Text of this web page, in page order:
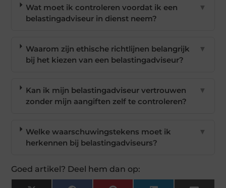
Wat moet ik controleren voordat ik een
belastingadviseur in dienst neem?
▼
Waarom zijn ethische richtlijnen belangrijk
bij het kiezen van een belastingadviseur?
▼
Kan ik mijn belastingadviseur vertrouwen
zonder mijn aangiften zelf te controleren?
▼
Welke waarschuwingstekens moet ik
herkennen bij belastingadviseurs?
▼
Goed artikel? Deel hem dan op: